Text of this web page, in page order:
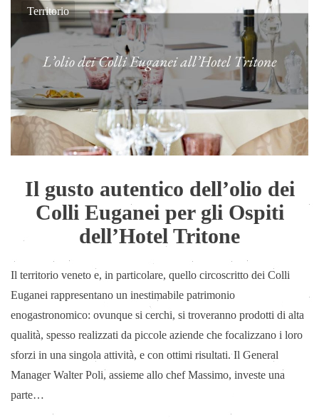
Territorio
Il gusto autentico dell’olio dei
Colli Euganei per gli Ospiti
dell’Hotel Tritone
Il territorio veneto e, in particolare, quello circoscritto dei Colli
Euganei rappresentano un inestimabile patrimonio
enogastronomico: ovunque si cerchi, si troveranno prodotti di alta
qualità, spesso realizzati da piccole aziende che focalizzano i loro
sforzi in una singola attività, e con ottimi risultati. Il General
Manager Walter Poli, assieme allo chef Massimo, investe una
parte…